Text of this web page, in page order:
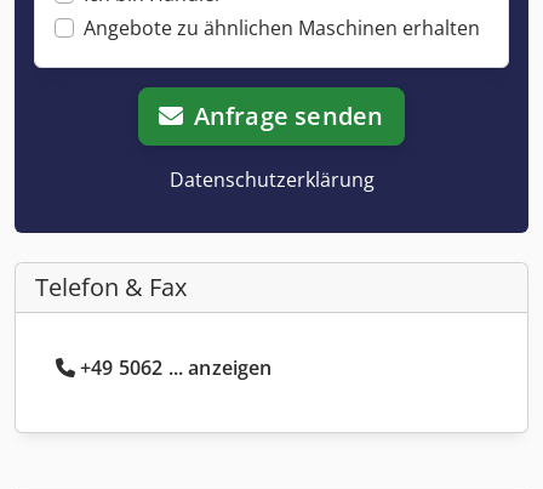
Angebote zu ähnlichen Maschinen erhalten
Anfrage senden
Datenschutzerklärung
Telefon & Fax
+49 5062 ... anzeigen